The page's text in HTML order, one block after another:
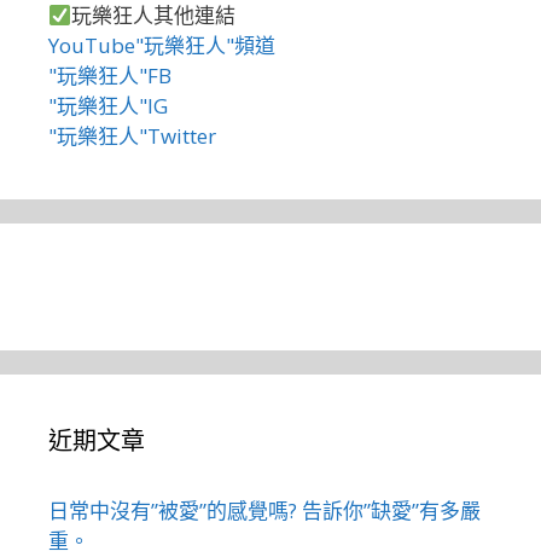
玩樂狂人其他連結
YouTube"玩樂狂人"頻道
"玩樂狂人"FB
"玩樂狂人"IG
"玩樂狂人"Twitter
近期文章
日常中沒有”被愛”的感覺嗎? 告訴你”缺愛”有多嚴
重。